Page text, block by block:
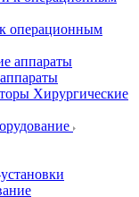
операционным
Хирургические